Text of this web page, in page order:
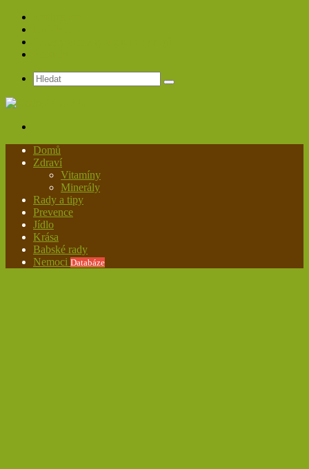
Hledat
Domů
Zdraví
Vitamíny
Minerály
Rady a tipy
Prevence
Jídlo
Krása
Babské rady
Nemoci Databáze